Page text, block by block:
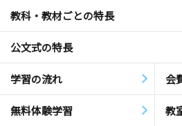
教科・教材ごとの特長
公文式の特長
学習の流れ 会
無料体験学習 教